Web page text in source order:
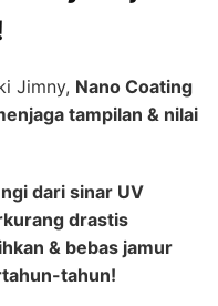
Jimny, Nano Coating
tampilan & nilai
dari sinar UV
drastis
& bebas jamur
tahun!